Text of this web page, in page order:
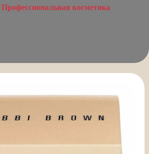
Профессиональная косметика